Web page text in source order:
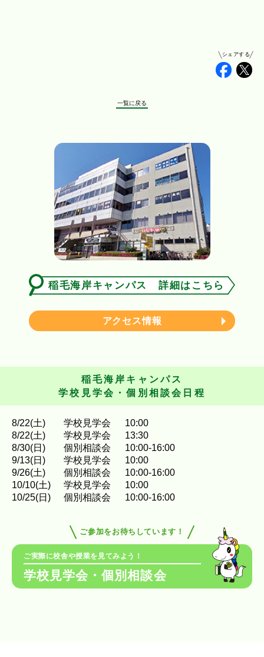
シェアする
一覧に戻る
稲毛海岸キャンパス 詳細はこちら
アクセス情報
稲毛海岸キャンパス
学校見学会・個別相談会日程
8/22(土) 学校見学会
10:00
8/22(土) 学校見学会
13:30
8/30(日) 個別相談会
10:00-16:00
9/13(日) 学校見学会
10:00
9/26(土) 個別相談会
10:00-16:00
10/10(土) 学校見学会
10:00
10/25(日) 個別相談会 10:00-16:00
ご参加をお待ちしています！
ご実際に校舎や授業を見てみよう！
学校見学会・個別相談会